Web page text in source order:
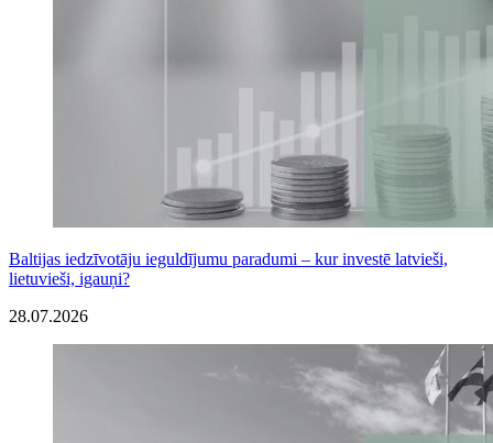
Baltijas iedzīvotāju ieguldījumu paradumi – kur investē latvieši,
lietuvieši, igauņi?
28.07.2026